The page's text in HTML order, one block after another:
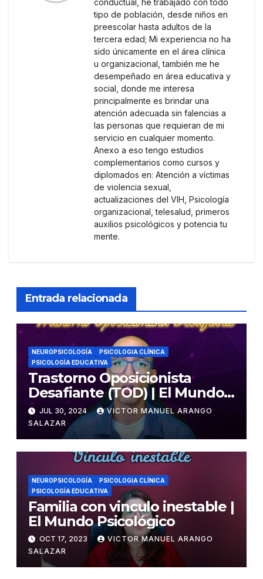
conductual, he trabajado con todo
tipo de población, desde niños en
preescolar hasta adultos de la
tercera edad; Mi experiencia no ha
sido únicamente en el área clínica
u organizacional, también me he
desempeñado en área educativa y
social, donde me interesa
principalmente es brindar una
atención adecuada sin falencias a
las personas que requieran de mi
servicio en cualquier momento.
Anexo a eso tengo estudios
complementarios como cursos y
diplomados en: Atención a víctimas
de violencia sexual,
actualizaciones del VIH, Psicología
organizacional, telesalud, primeros
auxilios psicológicos y potencia tu
mente.
Entrada relacionada
NEUROPSICOLOGÍA
PSICOLOGIA CLÍNICA
PSICOLOGÍA EDUCATIVA
Trastorno Oposicionista
Desafiante (TOD) | El Mundo
Psicológico
JUL 30, 2024
VICTOR MANUEL ARANGO
SALAZAR
NEUROPSICOLOGÍA
PSICOLOGIA CLÍNICA
PSICOLOGÍA EDUCATIVA
Familia con vinculo inestable |
El Mundo Psicológico
OCT 17, 2023
VICTOR MANUEL ARANGO
SALAZAR